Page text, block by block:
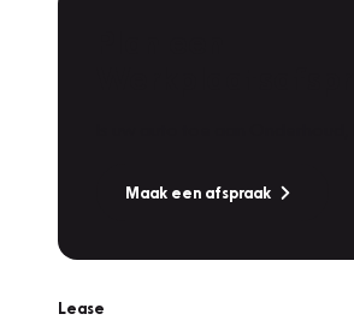
Maak een afspraak
Lease